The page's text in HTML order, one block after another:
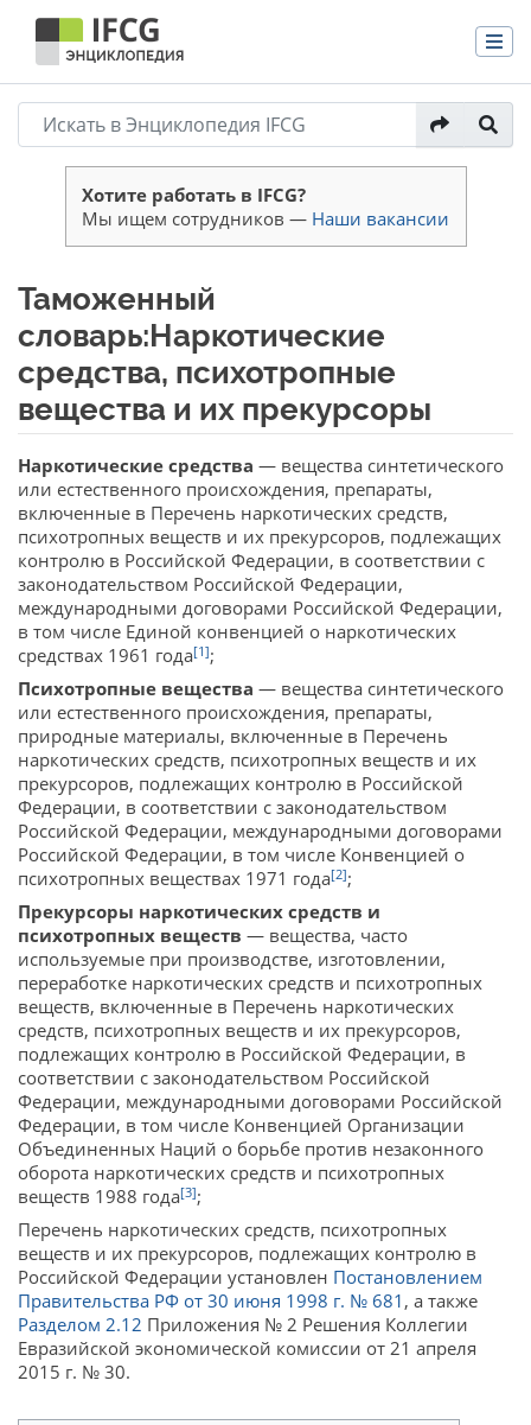
Хотите работать в IFCG?
Мы ищем сотрудников — Наши вакансии
Таможенный
словарь:Наркотические
средства, психотропные
вещества и их прекурсоры
Перейти к:навигация,поиск
Наркотические средства — вещества синтетического
или естественного происхождения, препараты,
включенные в Перечень наркотических средств,
психотропных веществ и их прекурсоров, подлежащих
контролю в Российской Федерации, в соответствии с
законодательством Российской Федерации,
международными договорами Российской Федерации,
в том числе Единой конвенцией о наркотических
средствах 1961 года[1];
Психотропные вещества — вещества синтетического
или естественного происхождения, препараты,
природные материалы, включенные в Перечень
наркотических средств, психотропных веществ и их
прекурсоров, подлежащих контролю в Российской
Федерации, в соответствии с законодательством
Российской Федерации, международными договорами
Российской Федерации, в том числе Конвенцией о
психотропных веществах 1971 года[2];
Прекурсоры наркотических средств и
психотропных веществ — вещества, часто
используемые при производстве, изготовлении,
переработке наркотических средств и психотропных
веществ, включенные в Перечень наркотических
средств, психотропных веществ и их прекурсоров,
подлежащих контролю в Российской Федерации, в
соответствии с законодательством Российской
Федерации, международными договорами Российской
Федерации, в том числе Конвенцией Организации
Объединенных Наций о борьбе против незаконного
оборота наркотических средств и психотропных
веществ 1988 года[3];
Перечень наркотических средств, психотропных
веществ и их прекурсоров, подлежащих контролю в
Российской Федерации установлен Постановлением
Правительства РФ от 30 июня 1998 г. № 681 , а также
Разделом 2.12 Приложения № 2 Решения Коллегии
Евразийской экономической комиссии от 21 апреля
2015 г. № 30.